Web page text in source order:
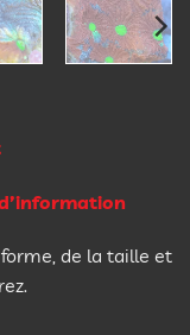
de la taille et